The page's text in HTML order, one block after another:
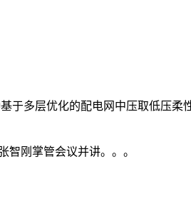
于多层优化的配电网中压取低压柔
刚掌管会议并讲。。。